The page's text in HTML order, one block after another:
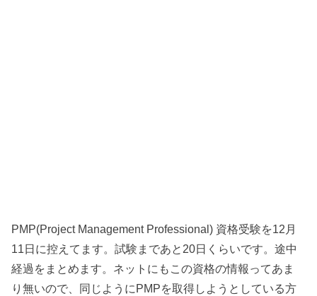
PMP(Project Management Professional) 資格受験を12月
11日に控えてます。試験まであと20日くらいです。途中
経過をまとめます。ネットにもこの資格の情報ってあま
り無いので、同じようにPMPを取得しようとしている方